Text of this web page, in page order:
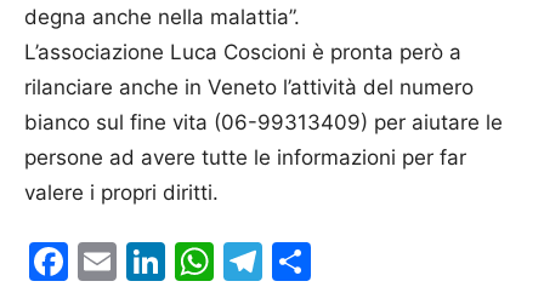
degna anche nella malattia”.
L’associazione Luca Coscioni è pronta però a
rilanciare anche in Veneto l’attività del numero
bianco sul fine vita (06-99313409) per aiutare le
persone ad avere tutte le informazioni per far
valere i propri diritti.
Facebook
EmailLinkedIn
WhatsApp
Telegram